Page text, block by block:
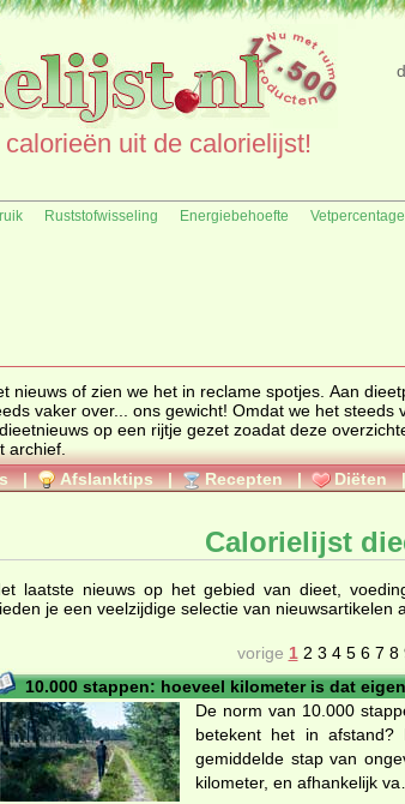
uit de calorielijst!
Ruststofwisseling Energiebehoefte Vetpercentage
nieuws of zien we het in reclame spotjes. Aan
gewicht! Omdat we het steeds vaker horen en meemaken heeft
op een rijtje gezet zoadat deze
archief.
| Afslanktips | Recepten | Diëten |
Calorielijst
laatste nieuws op het gebied van dieet,
je een veelzijdige selectie van nieuwsartikelen
vorige 1 2 3 4 5 6 7 8
10.000 stappen: hoeveel kilometer is dat
De norm van 10.000
betekent het in
gemiddelde stap van
kilometer, en afhankelijk